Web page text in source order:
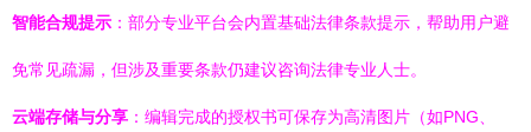
智能合规提示 ：部分专业平台会内置基础法律条款提示，帮助用户避
免常见疏漏，但涉及重要条款仍建议咨询法律专业人士。
云端存储与分享 ：编辑完成的授权书可保存为高清图片（如PNG、